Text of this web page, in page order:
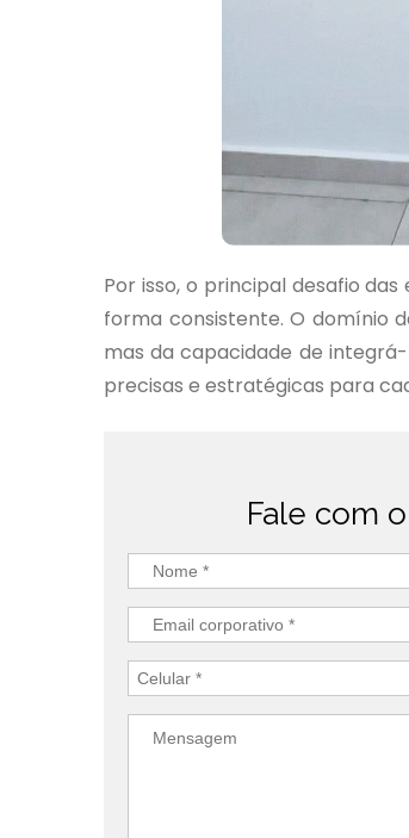
Por isso, o principal desafio
forma consistente. O domínio
mas da capacidade de
precisas e estratégicas para
Fale com